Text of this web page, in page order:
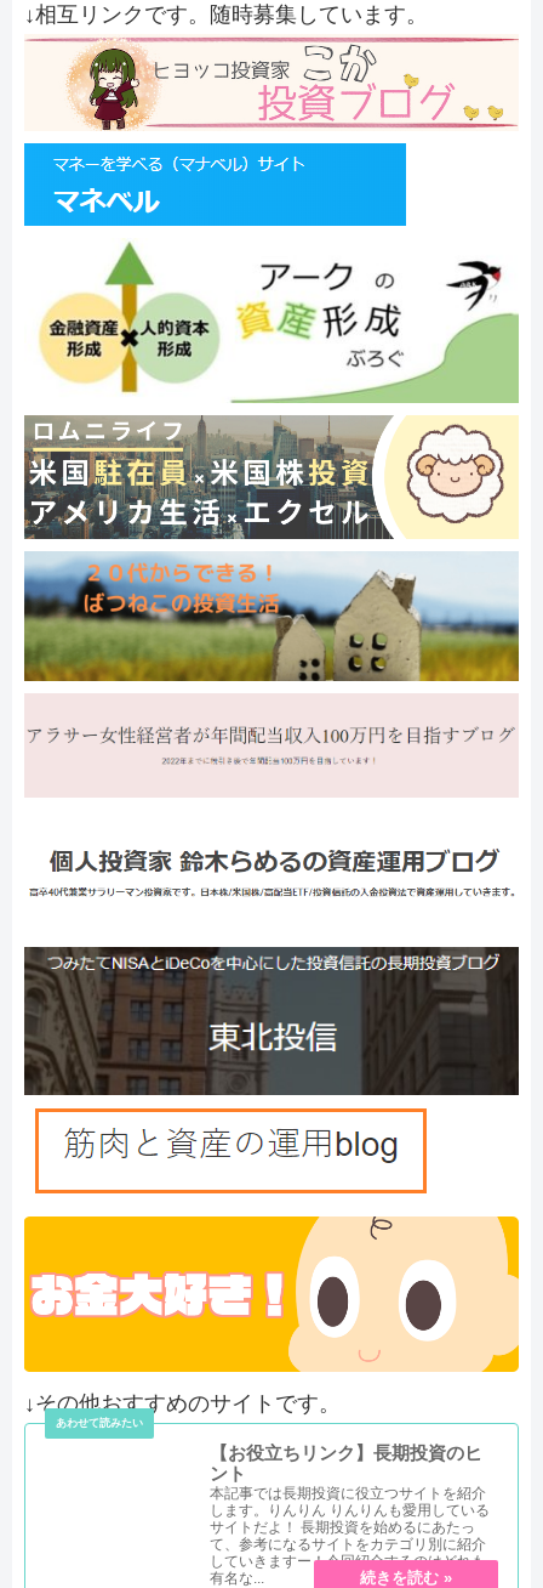
↓相互リンクです。随時募集しています。
↓その他おすすめのサイトです。
【お役立ちリンク】長期投資のヒ
ント
本記事では長期投資に役立つサイトを紹介
します。りんりん りんりんも愛用している
サイトだよ！ 長期投資を始めるにあたっ
て、参考になるサイトをカテゴリ別に紹介
していきますー！今回紹介するのはどれも
有名な...